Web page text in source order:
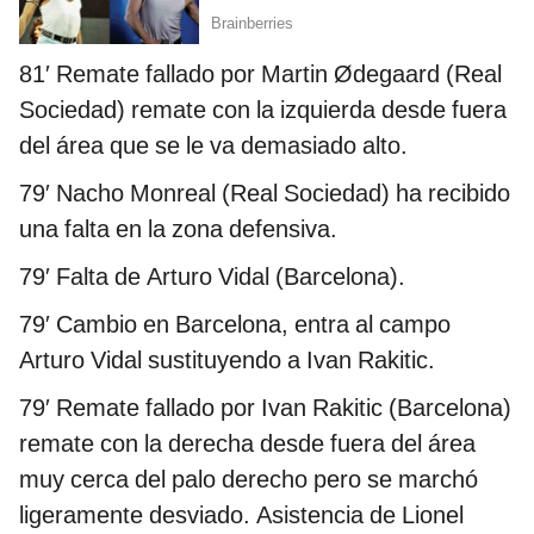
81′ Remate fallado por Martin Ødegaard (Real
Sociedad) remate con la izquierda desde fuera
del área que se le va demasiado alto.
79′ Nacho Monreal (Real Sociedad) ha recibido
una falta en la zona defensiva.
79′ Falta de Arturo Vidal (Barcelona).
79′ Cambio en Barcelona, entra al campo
Arturo Vidal sustituyendo a Ivan Rakitic.
79′ Remate fallado por Ivan Rakitic (Barcelona)
remate con la derecha desde fuera del área
muy cerca del palo derecho pero se marchó
ligeramente desviado. Asistencia de Lionel